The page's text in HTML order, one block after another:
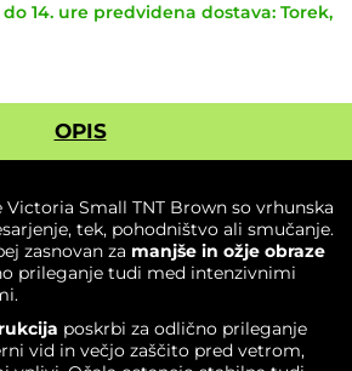
14. ure predvidena dostava: Torek,
OPIS
Victoria Small TNT Brown so vrhunska
tek, pohodništvo ali smučanje.
zasnovan za manjše in ožje obraze
prileganje tudi med intenzivnimi
poskrbi za odlično prileganje
vid in večjo zaščito pred vetrom,